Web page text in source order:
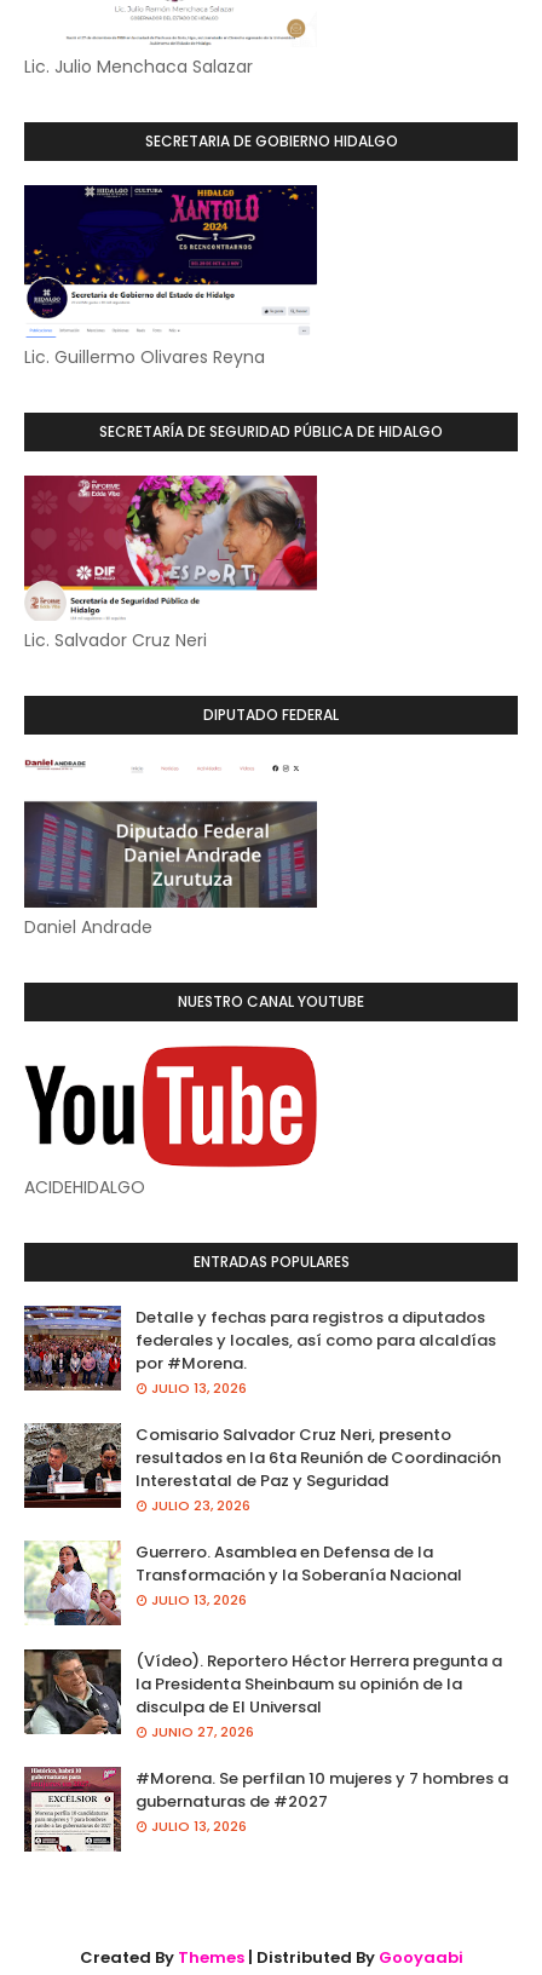
Lic. Julio Menchaca Salazar
SECRETARIA DE GOBIERNO HIDALGO
Lic. Guillermo Olivares Reyna
SECRETARÍA DE SEGURIDAD PÚBLICA DE HIDALGO
Lic. Salvador Cruz Neri
DIPUTADO FEDERAL
Daniel Andrade
NUESTRO CANAL YOUTUBE
ACIDEHIDALGO
ENTRADAS POPULARES
Detalle y fechas para registros a diputados
federales y locales, así como para alcaldías
por #Morena.
JULIO 13, 2026
Comisario Salvador Cruz Neri, presento
resultados en la 6ta Reunión de Coordinación
Interestatal de Paz y Seguridad
JULIO 23, 2026
Guerrero. Asamblea en Defensa de la
Transformación y la Soberanía Nacional
JULIO 13, 2026
(Vídeo). Reportero Héctor Herrera pregunta a
la Presidenta Sheinbaum su opinión de la
disculpa de El Universal
JUNIO 27, 2026
#Morena. Se perfilan 10 mujeres y 7 hombres a
gubernaturas de #2027
JULIO 13, 2026
Created By Themes| Distributed By Gooyaabi